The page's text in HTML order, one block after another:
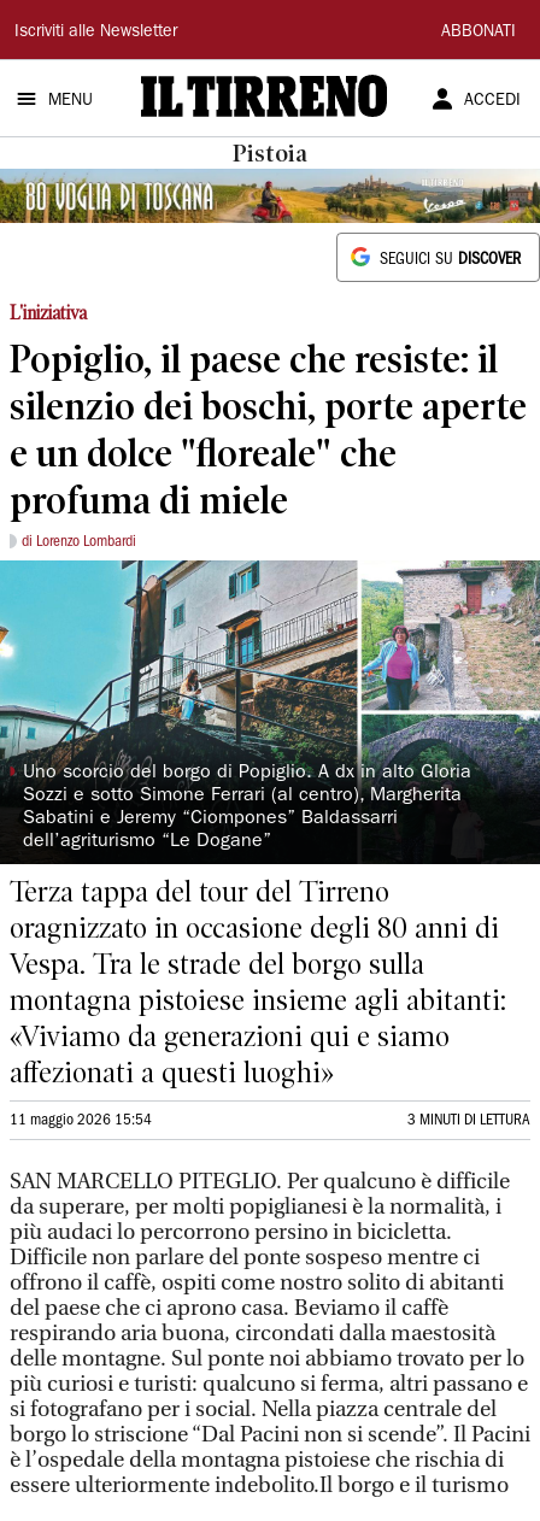
Il
Tirreno
Iscriviti alle Newsletter ABBONATI
MENU ACCEDI
Pistoia
SEGUICI SU DISCOVER
L'iniziativa
Popiglio, il paese che resiste: il
silenzio dei boschi, porte aperte
e un dolce "floreale" che
profuma di miele
di Lorenzo Lombardi
◗ Uno scorcio del borgo di Popiglio. A dx in alto Gloria
Sozzi e sotto Simone Ferrari (al centro), Margherita
Sabatini e Jeremy “Ciompones” Baldassarri
dell’agriturismo “Le Dogane”
Terza tappa del tour del Tirreno
oragnizzato in occasione degli 80 anni di
Vespa. Tra le strade del borgo sulla
montagna pistoiese insieme agli abitanti:
«Viviamo da generazioni qui e siamo
affezionati a questi luoghi»
11 maggio 2026 15:54 3 MINUTI DI LETTURA
SAN MARCELLO PITEGLIO. Per qualcuno è difficile
da superare, per molti popiglianesi è la normalità, i
più audaci lo percorrono persino in bicicletta.
Difficile non parlare del ponte sospeso mentre ci
offrono il caffè, ospiti come nostro solito di abitanti
del paese che ci aprono casa. Beviamo il caffè
respirando aria buona, circondati dalla maestosità
delle montagne. Sul ponte noi abbiamo trovato per lo
più curiosi e turisti: qualcuno si ferma, altri passano e
si fotografano per i social. Nella piazza centrale del
borgo lo striscione “Dal Pacini non si scende”. Il Pacini
è l’ospedale della montagna pistoiese che rischia di
essere ulteriormente indebolito.Il borgo e il turismo